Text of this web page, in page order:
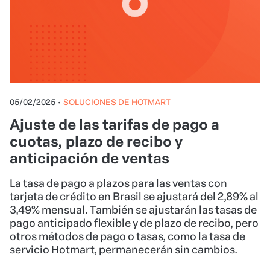
05/02/2025 • SOLUCIONES DE HOTMART
Ajuste de las tarifas de pago a
cuotas, plazo de recibo y
anticipación de ventas
La tasa de pago a plazos para las ventas con
tarjeta de crédito en Brasil se ajustará del 2,89% al
3,49% mensual. También se ajustarán las tasas de
pago anticipado flexible y de plazo de recibo, pero
otros métodos de pago o tasas, como la tasa de
servicio Hotmart, permanecerán sin cambios.